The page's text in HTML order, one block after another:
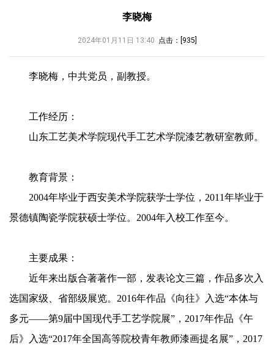
李晓梅
2024年01月11日 13:40 点击：[ 935
李晓梅，中共党员，副教授。
工作经历：
山东工艺美术学院现代手工艺术学院漆艺教研室教师。
教育背景：
2004年毕业于西安美术学院获学士学位，2011年毕业于
景德镇陶瓷学院获硕士学位。2004年入校工作至今。
主要成果：
近年来出版合著著作一部，发表论文三篇，作品多次入
选国家级、省部级展览。2016年作品《向往》入选“本体与
多元——第9届中国现代手工艺学院展”，2017年作品《午
后》入选“2017年全国高等院校青年教师漆画提名展”，2017